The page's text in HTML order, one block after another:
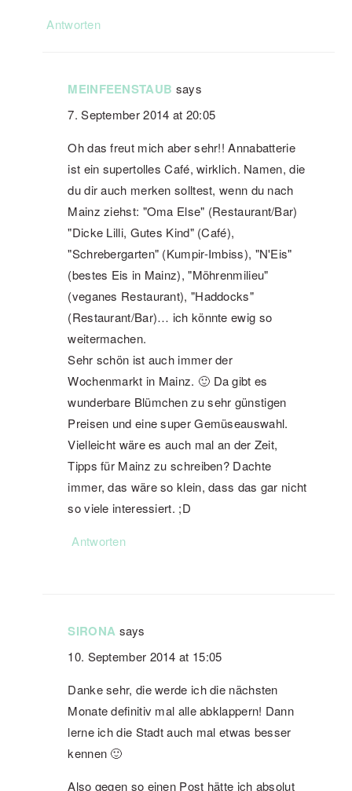
Antworten
MEINFEENSTAUB says
7. September 2014 at 20:05
Oh das freut mich aber sehr!! Annabatterie
ist ein supertolles Café, wirklich. Namen, die
du dir auch merken solltest, wenn du nach
Mainz ziehst: "Oma Else" (Restaurant/Bar)
"Dicke Lilli, Gutes Kind" (Café),
"Schrebergarten" (Kumpir-Imbiss), "N'Eis"
(bestes Eis in Mainz), "Möhrenmilieu"
(veganes Restaurant), "Haddocks"
(Restaurant/Bar)… ich könnte ewig so
weitermachen.
Sehr schön ist auch immer der
Wochenmarkt in Mainz. 🙂 Da gibt es
wunderbare Blümchen zu sehr günstigen
Preisen und eine super Gemüseauswahl.
Vielleicht wäre es auch mal an der Zeit,
Tipps für Mainz zu schreiben? Dachte
immer, das wäre so klein, dass das gar nicht
so viele interessiert. ;D
Antworten
SIRONA says
10. September 2014 at 15:05
Danke sehr, die werde ich die nächsten
Monate definitiv mal alle abklappern! Dann
lerne ich die Stadt auch mal etwas besser
kennen 🙂
Also gegen so einen Post hätte ich absolut